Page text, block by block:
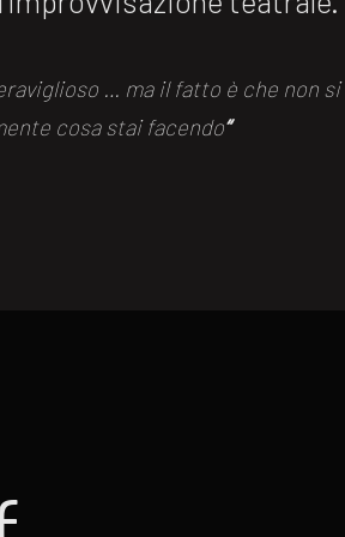
… ma il fatto è che non
cosa stai facendo“